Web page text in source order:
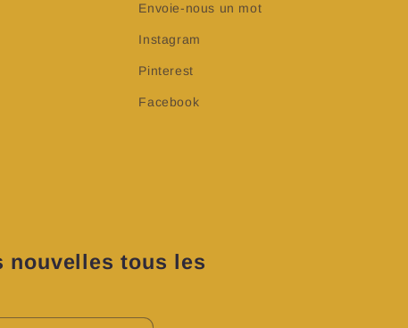
Envoie-nous un mot
Instagram
Pinterest
Facebook
nouvelles tous les